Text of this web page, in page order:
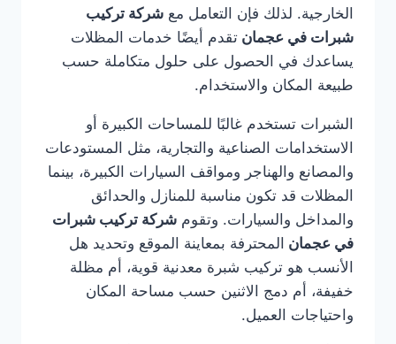
الخارجية. لذلك فإن التعامل مع شركة تركيب
شبرات في عجمان تقدم أيضًا خدمات المظلات
يساعدك في الحصول على حلول متكاملة حسب
طبيعة المكان والاستخدام.
الشبرات تستخدم غالبًا للمساحات الكبيرة أو
الاستخدامات الصناعية والتجارية، مثل المستودعات
والمصانع والهناجر ومواقف السيارات الكبيرة، بينما
المظلات قد تكون مناسبة للمنازل والحدائق
والمداخل والسيارات. وتقوم شركة تركيب شبرات
في عجمان المحترفة بمعاينة الموقع وتحديد هل
الأنسب هو تركيب شبرة معدنية قوية، أم مظلة
خفيفة، أم دمج الاثنين حسب مساحة المكان
واحتياجات العميل.